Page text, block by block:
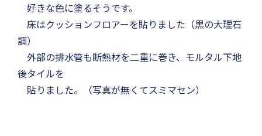
好きな色に塗るそうです。
床はクッションフロアーを貼りました（黒の大理石
調）
外部の排水管も断熱材を二重に巻き、モルタル下地
後タイルを
貼りました。（写真が無くてスミマセン）